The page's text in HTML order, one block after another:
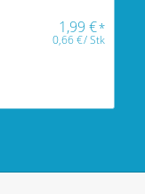
1,99€*
0,66€/Stk